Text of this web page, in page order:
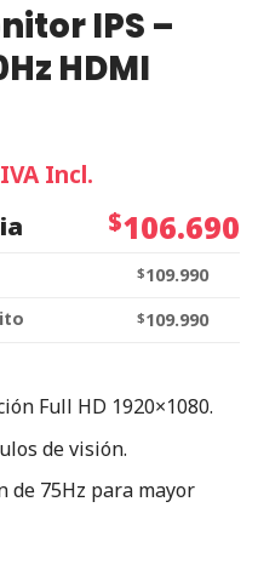
IPS –
HDMI
IVA Incl.
$106.690
$109.990
$109.990
Full HD 1920×1080.
de visión.
de 75Hz para mayor